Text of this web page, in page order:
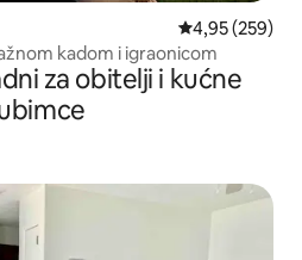
Prosječna
4,95 (259)
kadom i igraonicom
za obitelji i kućne